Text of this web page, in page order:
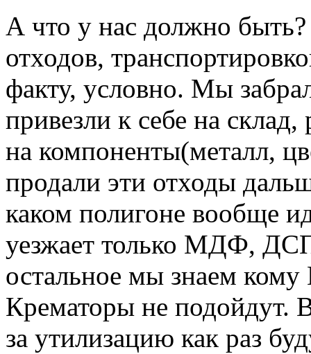
А что у нас должно
отходов,
факту, условно. Мы
привезли к себе на склад,
на компоненты(металл,
продали эти отходы
каком полигоне вообще
уезжает только МДФ,
остальное мы знаем
Крематоры не подойдут.
за утилизацию как раз